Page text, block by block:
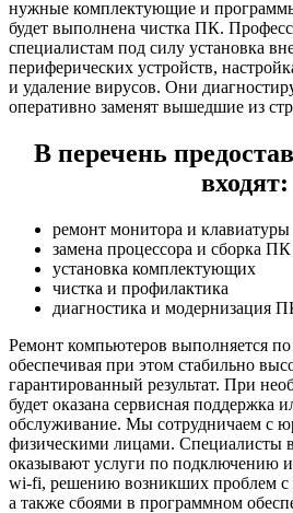
нужные комплектующие и
будет выполнена чистка ПК.
специалистам под силу установка
периферических устройств,
и удаление вирусов. Они
оперативно заменят вышедшие из
В перечень
входят:
ремонт монитора и клавиатуры
замена процессора и сборка ПК
установка комплектующих
чистка и профилактика
диагностика и модернизация
Ремонт компьютеров выполняется
обеспечивая при этом стабильно
гарантированный результат. При
будет оказана сервисная поддержка
обслуживание. Мы сотрудничаем с
физическими лицами. Специалисты
оказывают услуги по подключению
wi-fi, решению возникших проблем с
а также сбоями в программном